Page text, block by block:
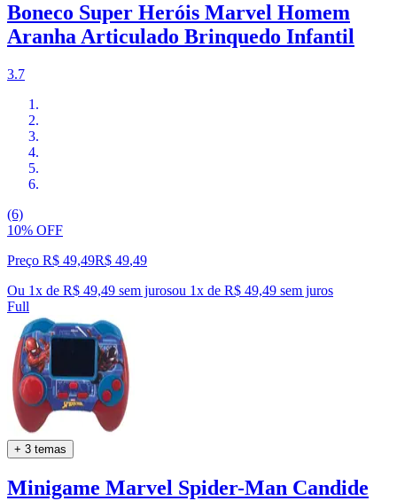
Boneco Super Heróis Marvel Homem
Aranha Articulado Brinquedo Infantil
3.7
(6)
10% OFF
Preço R$ 49,49R$ 49,49
Ou 1x de R$ 49,49 sem jurosou 1x de R$ 49,49 sem juros
Full
+ 3 temas
Minigame Marvel Spider-Man Candide